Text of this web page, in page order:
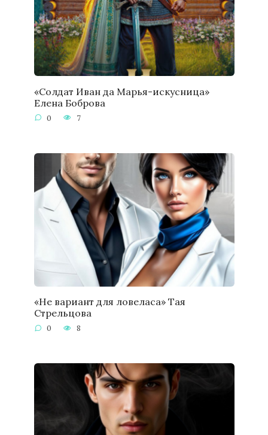
«Солдат Иван да Марья-искусница»
Елена Боброва
0 7
«Не вариант для ловеласа» Тая
Стрельцова
0 8